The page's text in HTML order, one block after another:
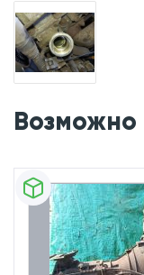
Возможно